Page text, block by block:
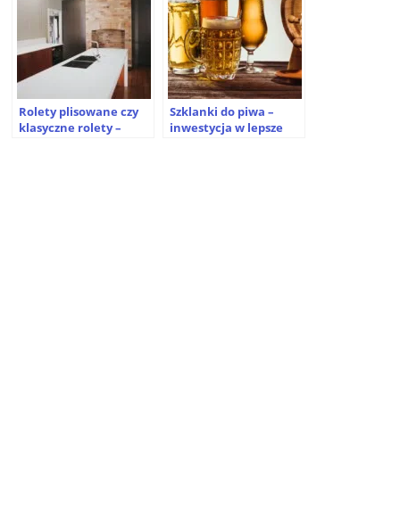
Rolety plisowane czy
klasyczne rolety –
Szklanki do piwa –
inwestycja w lepsze